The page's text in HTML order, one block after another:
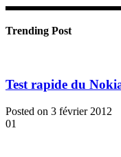
Trending Post
Test rapide du
Posted on 3 février 2012
01